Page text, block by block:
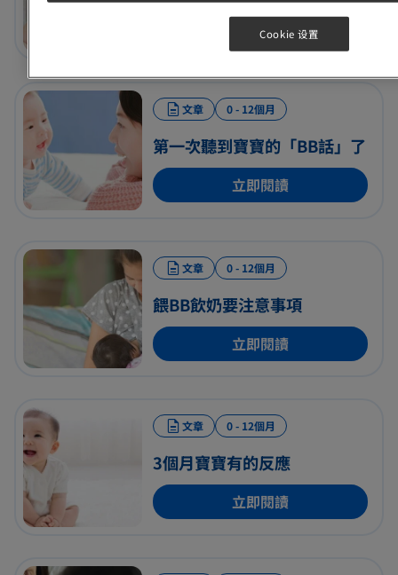
立即閱讀
文章 0 - 12個月
第一次聽到寶寶的「BB話」了
立即閱讀
文章 0 - 12個月
餵BB飲奶要注意事項
立即閱讀
文章 0 - 12個月
3個月寶寶有的反應
立即閱讀
Cookie 设置